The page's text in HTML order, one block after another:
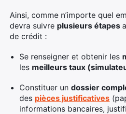
Ainsi, comme n’importe quel
devra suivre plusieurs étapes
de crédit :
Se renseigner et obtenir les
les meilleurs taux
Constituer un dossier
des pièces justificatives
informations bancaires,